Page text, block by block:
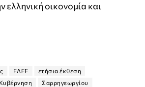
ελληνική οικονομία και
ΕΑΕΕ
ετήσια έκθεση
Κυβέρνηση
Σαρρηγεωργίου